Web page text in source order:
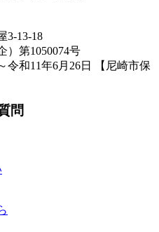
3-13-18
）第1050074号
令和11年6月26日 【尼崎市保
問